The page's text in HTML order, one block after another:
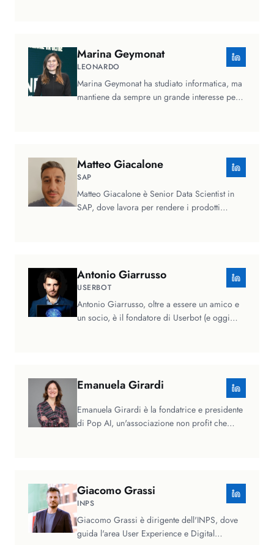
MarinaGeymonat
LEONARDO
Marina Geymonat ha studiato informatica, ma
mantiene da sempre un grande interesse per
MatteoGiacalone
SAP
Matteo Giacalone è Senior Data Scientist in
SAP, dove lavora per rendere i prodotti
AntonioGiarrusso
USERBOT
Antonio Giarrusso, oltre a essere un amico e
un socio, è il fondatore di Userbot (e oggi
EmanuelaGirardi
Emanuela Girardi è la fondatrice e presidente
di Pop AI, un'associazione non profit che
GiacomoGrassi
INPS
Giacomo Grassi è dirigente dell'INPS, dove
guida l'area User Experience e Digital